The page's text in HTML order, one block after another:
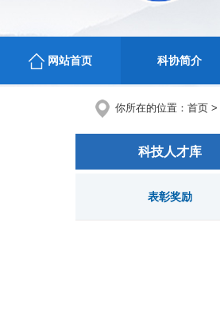
网站首页 科协简介
你所在的位置： 首页>
科技人才库
表彰奖励